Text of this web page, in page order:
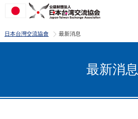
日本台灣交流協會 >
最新消息
最新消息